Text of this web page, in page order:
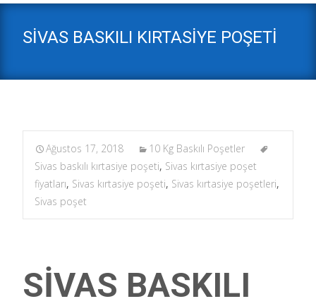
SİVAS BASKILI KIRTASİYE POŞETİ
Ağustos 17, 2018
10 Kg Baskılı Poşetler
Sivas baskılı kırtasiye poşeti, Sivas kırtasiye poşet
fiyatları, Sivas kırtasiye poşeti, Sivas kırtasiye poşetleri,
Sivas poşet
SİVAS BASKILI